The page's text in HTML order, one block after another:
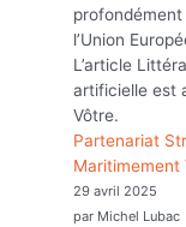
l’Union
L’article
artificielle est
Vôtre.
Partenariat
Maritimement
29 avril 2025
par Michel Lubac